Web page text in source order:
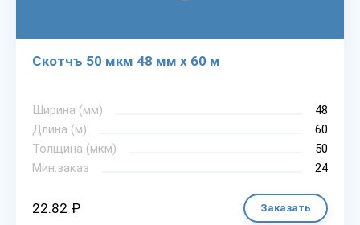
Скотчъ 50 мкм 48 мм х 60 м
Ширина (мм)
48
Длина (м)
60
Толщина (мкм)
50
Мин.заказ
24
22.82 ₽ Заказать